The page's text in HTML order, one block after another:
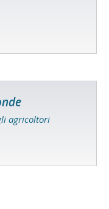
agricoltori